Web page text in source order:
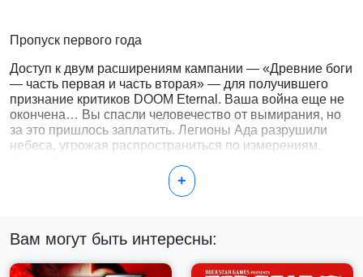
Пропуск первого года
Доступ к двум расширениям кампании — «Древние боги
— часть первая и часть вторая» — для получившего
признание критиков DOOM Eternal. Ваша война еще не
окончена… Вы спасли человечество от вымирания, но
за это пришлось заплатить. Легионы Ада разрушили
небеса, угрожая распространиться по измерениям.
судьбу космоса. Ваша миссия теперь ваша собственная.
Набор звуков классического оружия
+
Вам могут быть интересны: